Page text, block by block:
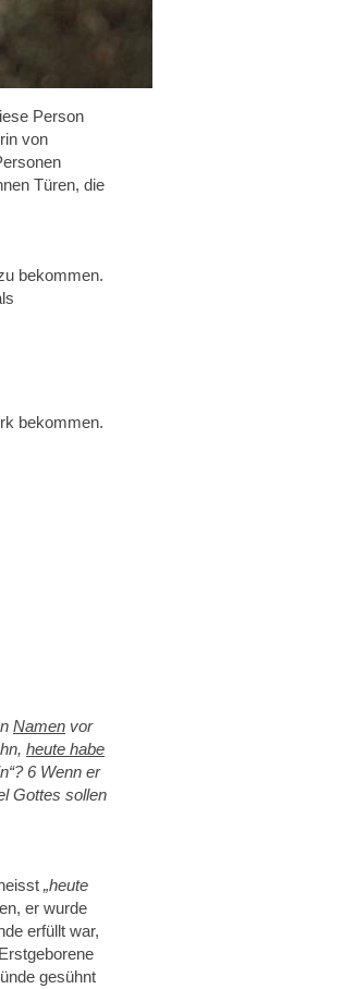
Person
von
Türen, die
bekommen.
bekommen.
Namen vor
heute habe
6 Wenn er
Gottes sollen
„heute
er wurde
erfüllt war,
gesühnt